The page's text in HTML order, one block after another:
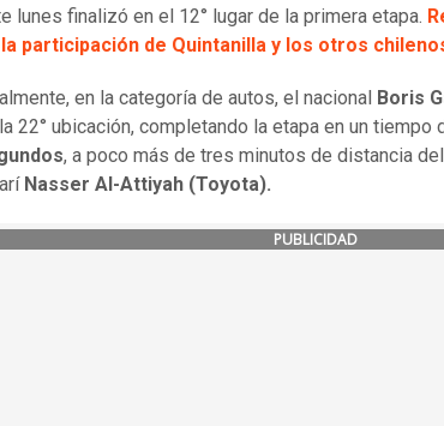
lunes finalizó en el 12° lugar de la primera etapa.
participación de Quintanilla y los otros
en la categoría de autos, el nacional Boris
22° ubicación, completando la etapa en un tiempo
, a poco más de tres minutos de distancia
Nasser Al-Attiyah (Toyota).
PUBLICIDAD